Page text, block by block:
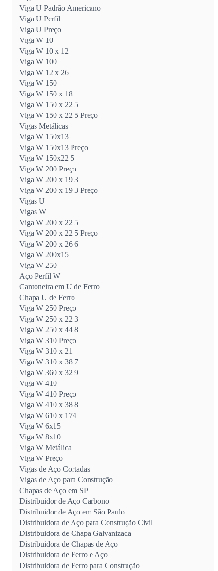
Viga U Padrão Americano
Viga U Perfil
Viga U Preço
Viga W 10
Viga W 10 x 12
Viga W 100
Viga W 12 x 26
Viga W 150
Viga W 150 x 18
Viga W 150 x 22 5
Viga W 150 x 22 5 Preço
Vigas Metálicas
Viga W 150x13
Viga W 150x13 Preço
Viga W 150x22 5
Viga W 200 Preço
Viga W 200 x 19 3
Viga W 200 x 19 3 Preço
Vigas U
Vigas W
Viga W 200 x 22 5
Viga W 200 x 22 5 Preço
Viga W 200 x 26 6
Viga W 200x15
Viga W 250
Aço Perfil W
Cantoneira em U de Ferro
Chapa U de Ferro
Viga W 250 Preço
Viga W 250 x 22 3
Viga W 250 x 44 8
Viga W 310 Preço
Viga W 310 x 21
Viga W 310 x 38 7
Viga W 360 x 32 9
Viga W 410
Viga W 410 Preço
Viga W 410 x 38 8
Viga W 610 x 174
Viga W 6x15
Viga W 8x10
Viga W Metálica
Viga W Preço
Vigas de Aço Cortadas
Vigas de Aço para Construção
Chapas de Aço em SP
Distribuidor de Aço Carbono
Distribuidor de Aço em São Paulo
Distribuidora de Aço para Construção Civil
Distribuidora de Chapa Galvanizada
Distribuidora de Chapas de Aço
Distribuidora de Ferro e Aço
Distribuidora de Ferro para Construção